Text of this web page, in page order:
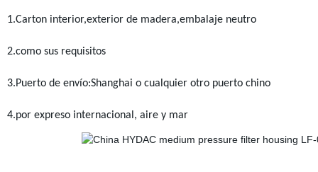
1.Carton interior,exterior de madera,embalaje neutro
2.como sus requisitos
3.Puerto de envío:Shanghai o cualquier otro puerto chino
4.por expreso internacional, aire y mar